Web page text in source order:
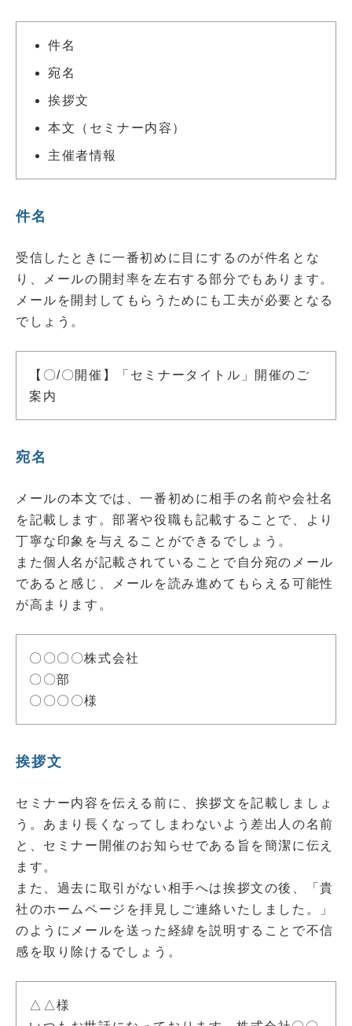
件名
宛名
挨拶文
本文（セミナー内容）
主催者情報
件名
受信したときに一番初めに目にするのが件名とな
り、メールの開封率を左右する部分でもあります。
メールを開封してもらうためにも工夫が必要となる
でしょう。
【〇/〇開催】「セミナータイトル」開催のご
案内
宛名
メールの本文では、一番初めに相手の名前や会社名
を記載します。部署や役職も記載することで、より
丁寧な印象を与えることができるでしょう。
また個人名が記載されていることで自分宛のメール
であると感じ、メールを読み進めてもらえる可能性
が高まります。
〇〇〇〇株式会社
〇〇部
〇〇〇〇様
挨拶文
セミナー内容を伝える前に、挨拶文を記載しましょ
う。あまり長くなってしまわないよう差出人の名前
と、セミナー開催のお知らせである旨を簡潔に伝え
ます。
また、過去に取引がない相手へは挨拶文の後、「貴
社のホームページを拝見しご連絡いたしました。」
のようにメールを送った経緯を説明することで不信
感を取り除けるでしょう。
△△様